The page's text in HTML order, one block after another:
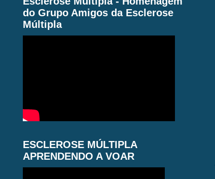
do Grupo Amigos da Esclerose
Múltipla
ESCLEROSE MÚLTIPLA
APRENDENDO A VOAR